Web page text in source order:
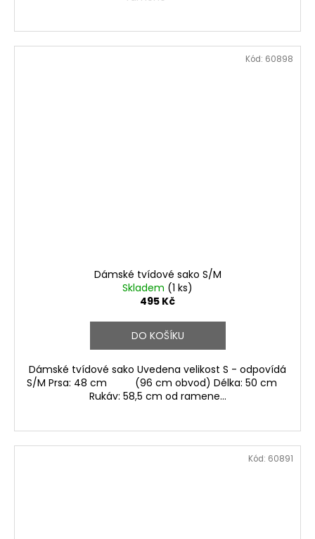
Dámské tvídové sako S/M
Skladem (1 ks)
495 Kč
DO KOŠÍKU
Dámské tvídové sako Uvedena velikost S - odpovídá
S/M Prsa: 48 cm (96 cm obvod) Délka: 50 cm
Rukáv: 58,5 cm od ramene...
Kód: 60898
Kód: 60891